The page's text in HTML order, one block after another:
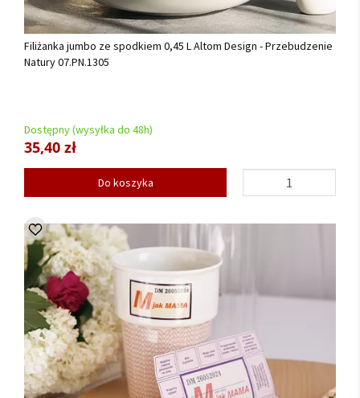
Filiżanka jumbo ze spodkiem 0,45 L Altom Design - Przebudzenie
Natury 07.PN.1305
Dostępny (wysyłka do 48h)
35,40 zł
Do koszyka